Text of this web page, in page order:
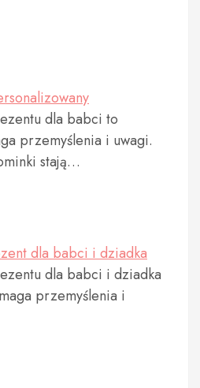
dla babci to
przemyślenia i uwagi.
stają…
dla babci i dziadka
dla babci i dziadka
przemyślenia i